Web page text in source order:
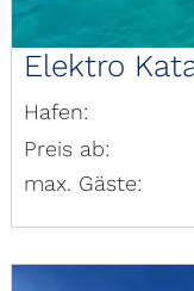
Elektro
Hafen:
Preis ab:
max. Gäste: